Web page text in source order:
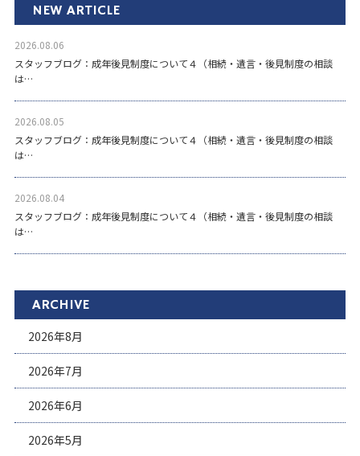
NEW ARTICLE
2026.08.06
スタッフブログ：成年後見制度について４（相続・遺言・後見制度の相談
は…
2026.08.05
スタッフブログ：成年後見制度について４（相続・遺言・後見制度の相談
は…
2026.08.04
スタッフブログ：成年後見制度について４（相続・遺言・後見制度の相談
は…
ARCHIVE
2026年8月
2026年7月
2026年6月
2026年5月